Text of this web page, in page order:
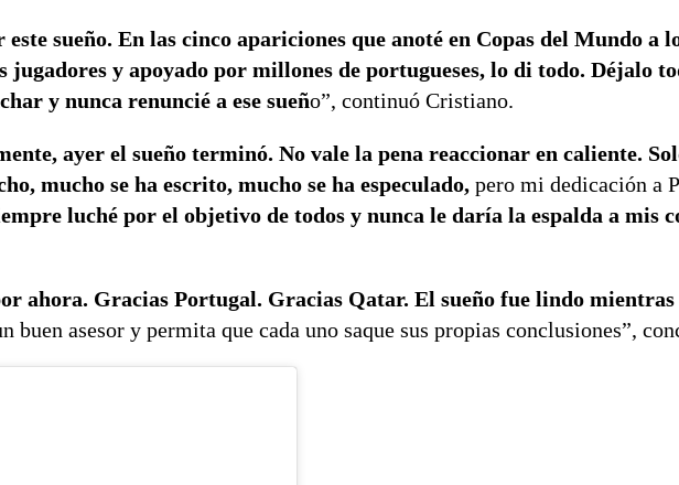
sueño. En las cinco apariciones que anoté en Copas del Mundo a
jugadores y apoyado por millones de portugueses, lo di todo. Déjalo
y nunca renuncié a ese sueño”, continuó Cristiano.
ayer el sueño terminó. No vale la pena reaccionar en caliente.
mucho se ha escrito, mucho se ha especulado, pero mi dedicación a
luché por el objetivo de todos y nunca le daría la espalda a mis
ahora. Gracias Portugal. Gracias Qatar. El sueño fue lindo
buen asesor y permita que cada uno saque sus propias conclusiones”,